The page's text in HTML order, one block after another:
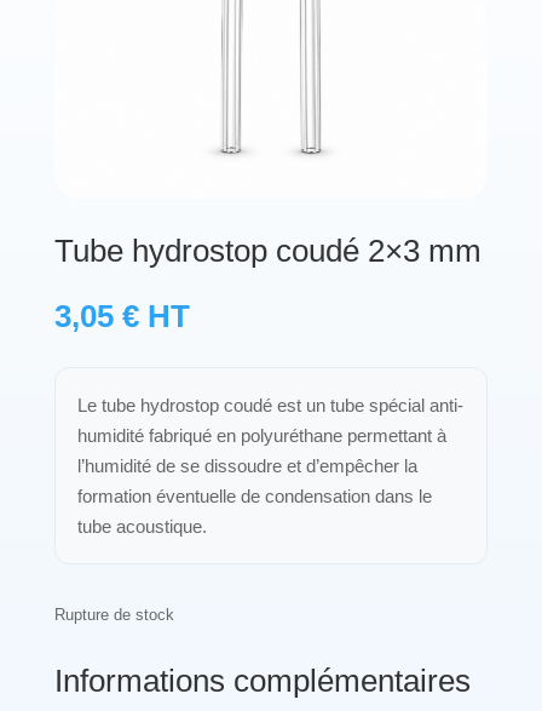
Protections standard & casques
Qui est LNEA ?
Contact
Tube hydrostop coudé 2×3 mm
3,05 € HT
Le tube hydrostop coudé est un tube spécial anti-
humidité fabriqué en polyuréthane permettant à
l’humidité de se dissoudre et d’empêcher la
formation éventuelle de condensation dans le
tube acoustique.
Rupture de stock
Informations complémentaires